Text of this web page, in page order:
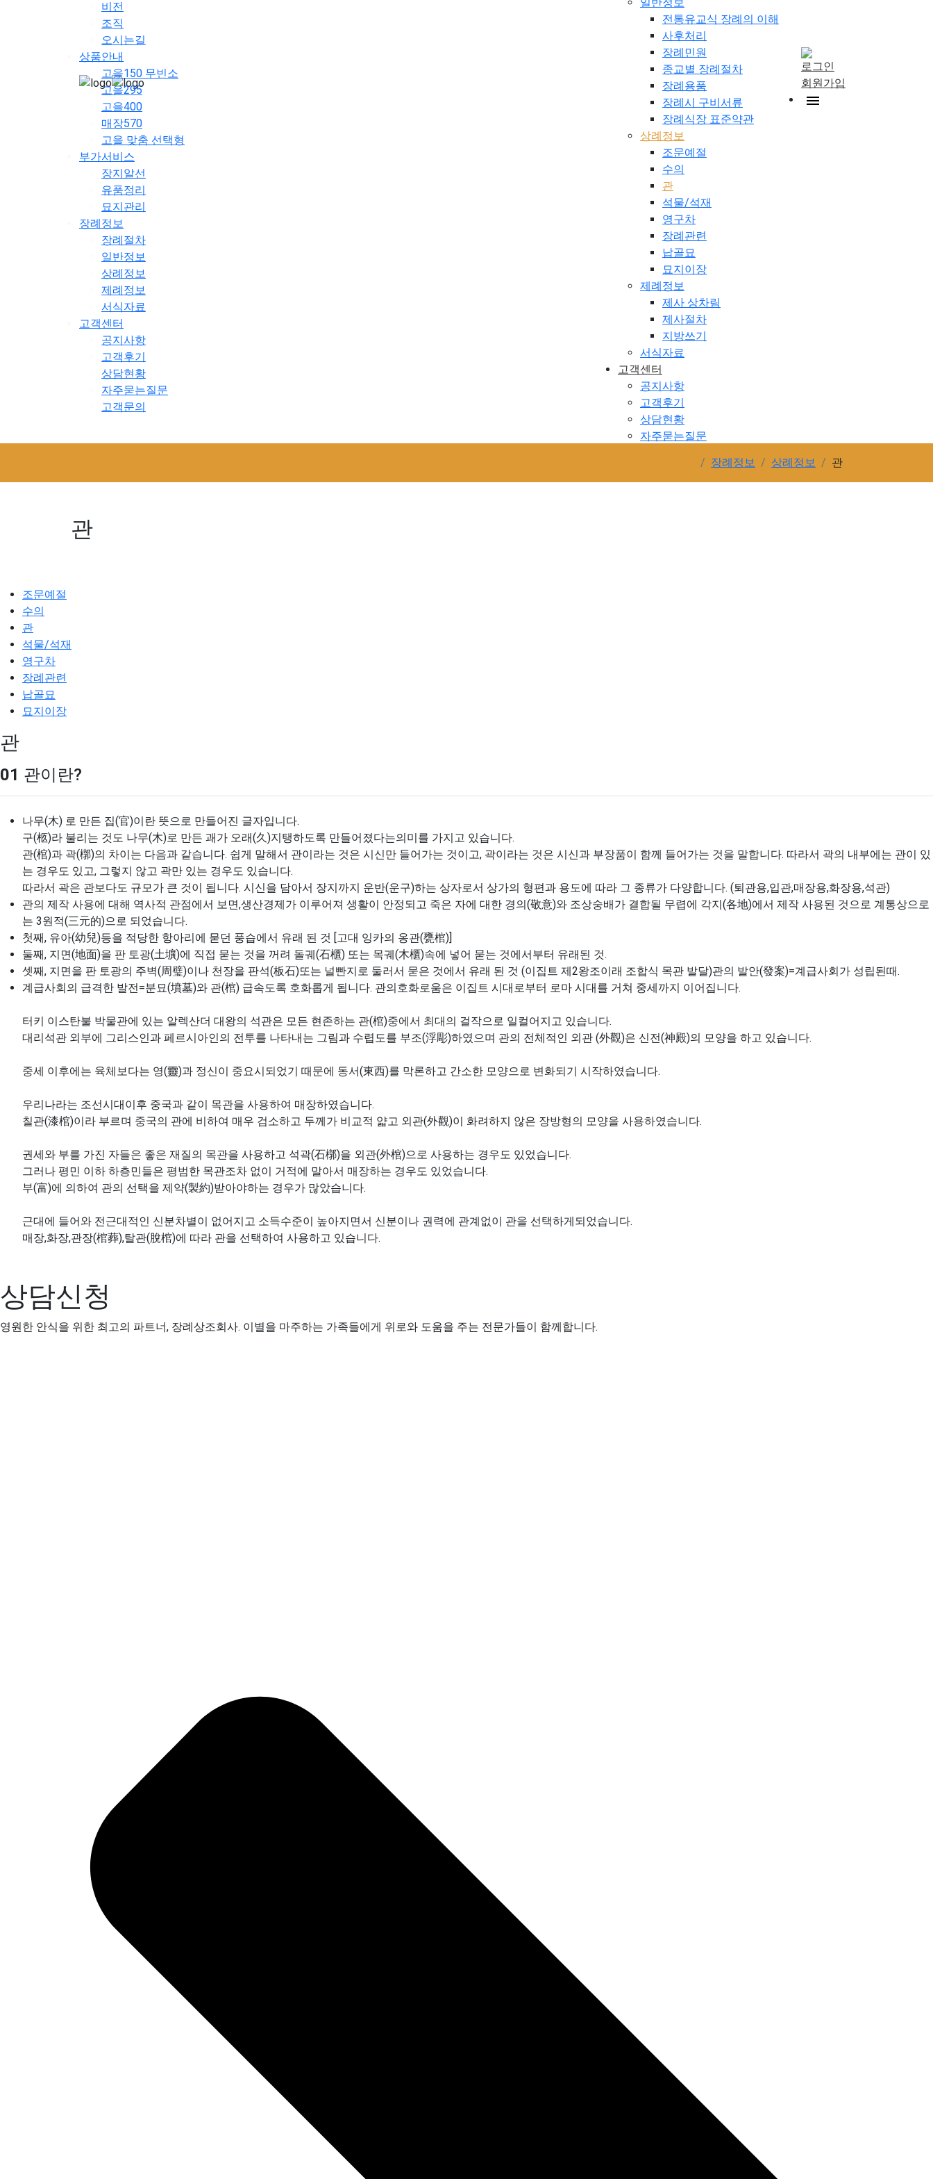
전통유교식 장례의 이해
사후처리
장례민원
종교별 장례절차
장례용품
장례시 구비서류
장례식장 표준약관
상례정보
조문예절
수의
관
석물/석재
영구차
장례관련
납골묘
묘지이장
제례정보
제사 상차림
제사절차
지방쓰기
서식자료
고객센터
공지사항
고객후기
상담현황
자주묻는질문
로그인
회원가입
비전
조직
오시는길
상품안내
고을150 무빈소
고을295
고을400
매장570
고을 맞춤 선택형
부가서비스
장지알선
유품정리
묘지관리
장례정보
장례절차
일반정보
상례정보
제례정보
서식자료
고객센터
공지사항
고객후기
상담현황
자주묻는질문
고객문의
장례정보 상례정보 관
관
조문예절
수의
관
석물/석재
영구차
장례관련
납골묘
묘지이장
관
01 관이란?
나무(木) 로 만든 집(官)이란 뜻으로 만들어진 글자입니다.
구(柩)라 불리는 것도 나무(木)로 만든 괘가 오래(久)지탱하도록 만들어졌다는의미를 가지고 있습니다.
관(棺)과 곽(槨)의 차이는 다음과 같습니다. 쉽게 말해서 관이라는 것은 시신만 들어가는 것이고, 곽이라는 것은 시신과 부장품이 함께 들어가는 것을 말합니다. 따라서 곽의 내부에는 관이 있
는 경우도 있고, 그렇지 않고 곽만 있는 경우도 있습니다.
따라서 곽은 관보다도 규모가 큰 것이 됩니다. 시신을 담아서 장지까지 운반(운구)하는 상자로서 상가의 형편과 용도에 따라 그 종류가 다양합니다. (퇴관용,입관,매장용,화장용,석관)
관의 제작 사용에 대해 역사적 관점에서 보면,생산경제가 이루어져 생활이 안정되고 죽은 자에 대한 경의(敬意)와 조상숭배가 결합될 무렵에 각지(各地)에서 제작 사용된 것으로 계통상으로
는 3원적(三元的)으로 되었습니다.
첫째, 유아(幼兒)등을 적당한 항아리에 묻던 풍습에서 유래 된 것 [고대 잉카의 옹관(甕棺)]
둘째, 지면(地面)을 판 토광(土壙)에 직접 묻는 것을 꺼려 돌궤(石櫃) 또는 목궤(木櫃)속에 넣어 묻는 것에서부터 유래된 것.
셋째, 지면을 판 토광의 주벽(周璧)이나 천장을 판석(板石)또는 널빤지로 둘러서 묻은 것에서 유래 된 것 (이집트 제2왕조이래 조합식 목관 발달)관의 발안(發案)=계급사회가 성립된때.
계급사회의 급격한 발전=분묘(墳墓)와 관(棺) 급속도록 호화롭게 됩니다. 관의호화로움은 이집트 시대로부터 로마 시대를 거쳐 중세까지 이어집니다.
터키 이스탄불 박물관에 있는 알렉산더 대왕의 석관은 모든 현존하는 관(棺)중에서 최대의 걸작으로 일컬어지고 있습니다.
대리석관 외부에 그리스인과 페르시아인의 전투를 나타내는 그림과 수렵도를 부조(浮彫)하였으며 관의 전체적인 외관 (外觀)은 신전(神殿)의 모양을 하고 있습니다.
중세 이후에는 육체보다는 영(靈)과 정신이 중요시되었기 때문에 동서(東西)를 막론하고 간소한 모양으로 변화되기 시작하였습니다.
우리나라는 조선시대이후 중국과 같이 목관을 사용하여 매장하였습니다.
칠관(漆棺)이라 부르며 중국의 관에 비하여 매우 검소하고 두께가 비교적 얇고 외관(外觀)이 화려하지 않은 장방형의 모양을 사용하였습니다.
권세와 부를 가진 자들은 좋은 재질의 목관을 사용하고 석곽(石槨)을 외관(外棺)으로 사용하는 경우도 있었습니다.
그러나 평민 이하 하층민들은 평범한 목관조차 없이 거적에 말아서 매장하는 경우도 있었습니다.
부(富)에 의하여 관의 선택을 제약(製約)받아야하는 경우가 많았습니다.
근대에 들어와 전근대적인 신분차별이 없어지고 소득수준이 높아지면서 신분이나 권력에 관계없이 관을 선택하게되었습니다.
매장,화장,관장(棺葬),탈관(脫棺)에 따라 관을 선택하여 사용하고 있습니다.
상담신청
영원한 안식을 위한 최고의 파트너, 장례상조회사. 이별을 마주하는 가족들에게 위로와 도움을 주는 전문가들이 함께합니다.